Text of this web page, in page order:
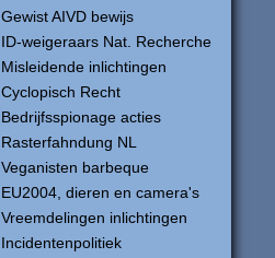
Gewist AIVD bewijs
ID-weigeraars Nat. Recherche
Misleidende inlichtingen
Cyclopisch Recht
Bedrijfsspionage acties
Rasterfahndung NL
Veganisten barbeque
EU2004, dieren en camera's
Vreemdelingen inlichtingen
Incidentenpolitiek